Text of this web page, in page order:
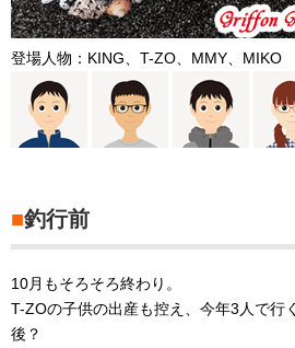
登場人物：KING、T-ZO、MMY、MIKO
■釣行前
10月もそろそろ終わり。
T-ZOの子供の出産も控え、今年3人で行
後？